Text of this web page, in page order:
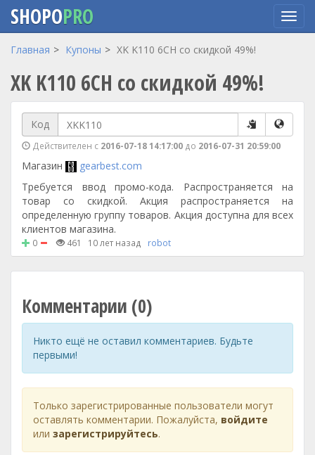
Перейти
основному
содержанию
SHOPOPRO
Главная Купоны XK K110 6CH со скидкой 49%!
XK K110 6CH со скидкой 49%!
Код
Действителен с 2016-07-18 14:17:00 до 2016-07-31 20:59:00
Магазин
gearbest.com
Требуется ввод промо-кода. Распространяется на
товар со скидкой. Акция распространяется на
определенную группу товаров. Акция доступна для всех
клиентов магазина.
0 461 10 лет назад robot
Комментарии (0)
Никто ещё не оставил комментариев. Будьте
первыми!
Только зарегистрированные пользователи могут
оставлять комментарии. Пожалуйста, войдите
или зарегистрируйтесь.